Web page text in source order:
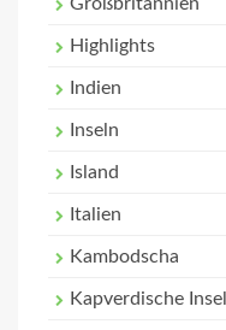
Highlights
Indien
Inseln
Island
Italien
Kambodscha
Kapverdische